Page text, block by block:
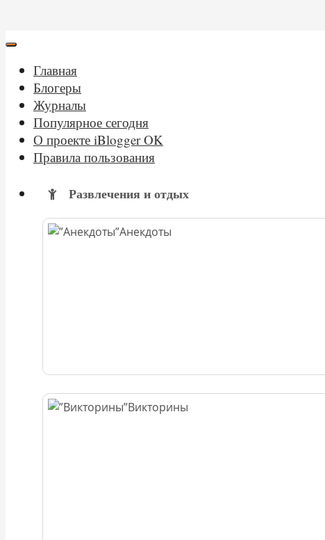
Главная
Блогеры
Журналы
Популярное сегодня
О проекте iBlogger OK
Правила пользования
Развлечения и отдых
Анекдоты
Викторины